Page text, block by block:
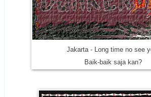
Jakarta - Long time no see
Baik-baik saja kan?